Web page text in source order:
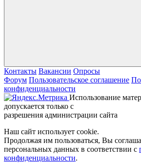
Контакты Вакансии Опросы
Форум Пользовательское соглашение
конфиденциальности
Использование
допускается только с
разрешения администрации сайта
Наш сайт использует cookie.
Продолжая им пользоваться, Вы
персональных данных в соответствии с
конфиденциальности.